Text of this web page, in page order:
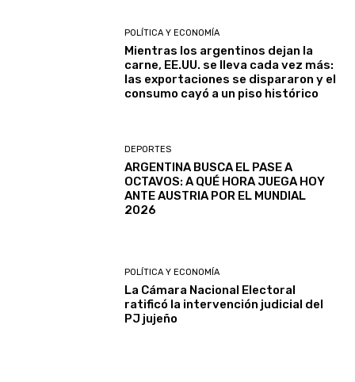
POLÍTICA Y ECONOMÍA
Mientras los argentinos dejan la
carne, EE.UU. se lleva cada vez más:
las exportaciones se dispararon y el
consumo cayó a un piso histórico
DEPORTES
ARGENTINA BUSCA EL PASE A
OCTAVOS: A QUÉ HORA JUEGA HOY
ANTE AUSTRIA POR EL MUNDIAL
2026
POLÍTICA Y ECONOMÍA
La Cámara Nacional Electoral
ratificó la intervención judicial del
PJ jujeño